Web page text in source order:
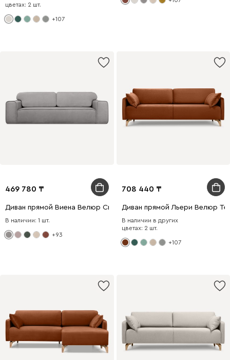
цветах: 2 шт.
+107
469 780
Диван прямой Виена Велюр Светло-серый
В наличии: 1 шт.
+93
708 440
Диван прямой Льери Велюр
В наличии в других
цветах: 2 шт.
+107